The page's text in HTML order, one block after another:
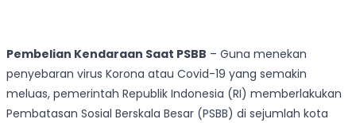
Pembelian Kendaraan Saat PSBB – Guna menekan
penyebaran virus Korona atau Covid-19 yang semakin
meluas, pemerintah Republik Indonesia (RI) memberlakukan
Pembatasan Sosial Berskala Besar (PSBB) di sejumlah kota